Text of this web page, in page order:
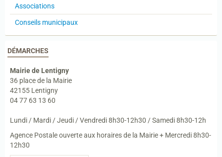
Associations
Conseils municipaux
DÉMARCHES
Mairie de Lentigny
36 place de la Mairie
42155 Lentigny
04 77 63 13 60
Lundi / Mardi / Jeudi / Vendredi 8h30-12h30 / Samedi 8h30-12h
Agence Postale ouverte aux horaires de la Mairie + Mercredi 8h30-
12h30